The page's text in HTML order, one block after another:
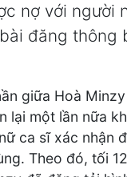
nợ với người
đăng thông
giữa Hoà
lại một lần nữa
ca sĩ xác nhận
Theo đó, tối